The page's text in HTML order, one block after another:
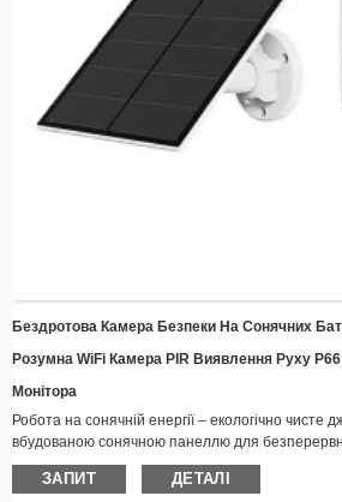
Бездротова Камера Безпеки На Сонячних
Розумна WiFi Камера PIR Виявлення Руху
Монітора
Робота на сонячній енергії – екологічно чисте
вбудованою сонячною панеллю для
проводів
Бездротове з’єднання – Залишайтеся на
ЗАПИТ ДЕТАЛІ